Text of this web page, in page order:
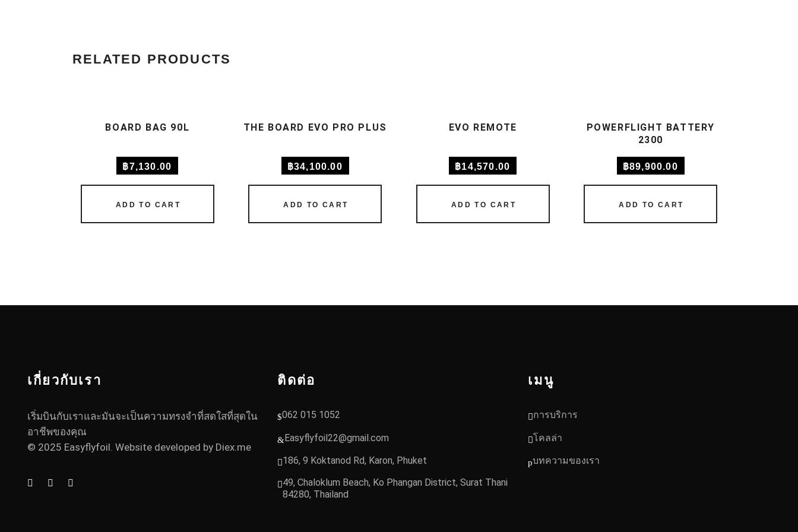
RELATED PRODUCTS
ADD TO CART
BOARD BAG 90L
฿7,130.00
ADD TO CART
THE BOARD EVO PRO PLUS
฿34,100.00
ADD TO CART
EVO REMOTE
฿14,570.00
ADD TO CART
POWERFLIGHT BATTERY
2300
฿89,900.00
เกี่ยวกับเรา
เริ่มบินกับเราและมันจะเป็นความทรงจำที่สดใสที่สุดใน
อาชีพของคุณ
© 2025 Easyflyfoil. Website developed by Diex.me
ติดต่อ
062 015 1052
Easyflyfoil22@gmail.com
186, 9 Koktanod Rd, Karon, Phuket
49, Chaloklum Beach, Ko Phangan District, Surat Thani
84280, Thailand
เมนู
การบริการ
โคลล่า
บทความของเรา